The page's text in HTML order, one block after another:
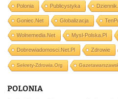
Polonia Publicystyka
Goniec.net Globalizacja
Wolnemedia.net Mysl-Polska.pl
Dobrewiadomosci.net.pl Zdrowie
Sekrety-Zdrowia.org
POLONIA